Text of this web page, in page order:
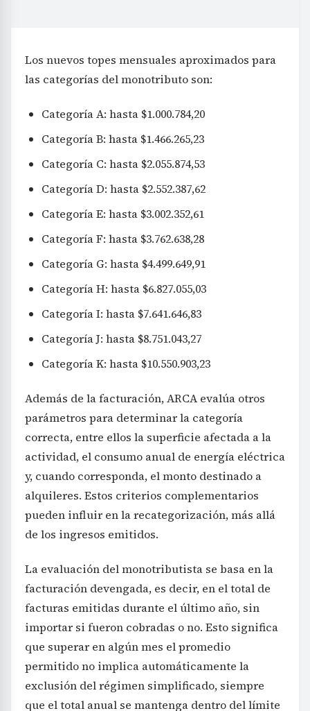
Los nuevos topes mensuales aproximados para
las categorías del monotributo son:
Categoría A: hasta $1.000.784,20
Categoría B: hasta $1.466.265,23
Categoría C: hasta $2.055.874,53
Categoría D: hasta $2.552.387,62
Categoría E: hasta $3.002.352,61
Categoría F: hasta $3.762.638,28
Categoría G: hasta $4.499.649,91
Categoría H: hasta $6.827.055,03
Categoría I: hasta $7.641.646,83
Categoría J: hasta $8.751.043,27
Categoría K: hasta $10.550.903,23
Además de la facturación, ARCA evalúa otros
parámetros para determinar la categoría
correcta, entre ellos la superficie afectada a la
actividad, el consumo anual de energía eléctrica
y, cuando corresponda, el monto destinado a
alquileres. Estos criterios complementarios
pueden influir en la recategorización, más allá
de los ingresos emitidos.
La evaluación del monotributista se basa en la
facturación devengada, es decir, en el total de
facturas emitidas durante el último año, sin
importar si fueron cobradas o no. Esto significa
que superar en algún mes el promedio
permitido no implica automáticamente la
exclusión del régimen simplificado, siempre
que el total anual se mantenga dentro del límite